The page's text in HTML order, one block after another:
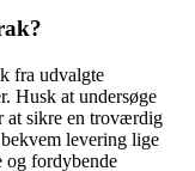
fra udvalgte
Husk at undersøge
at sikre en troværdig
levering lige
og fordybende